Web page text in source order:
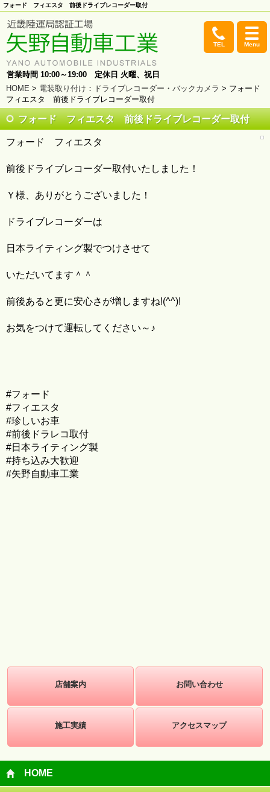
フォード フィエスタ 前後ドライブレコーダー取付
TEL Menu
営業時間 10:00～19:00 定休日 火曜、祝日
HOME > 電装取り付け ： ドライブレコーダー・バックカメラ > フォード
フィエスタ 前後ドライブレコーダー取付
フォード フィエスタ 前後ドライブレコーダー取付
フォード フィエスタ
前後ドライブレコーダー取付いたしました！
Ｙ様、ありがとうございました！
ドライブレコーダーは
日本ライティング製でつけさせて
いただいてます＾＾
前後あると更に安心さが増しますね!(^^)!
お気をつけて運転してください～♪
#フォード
#フィエスタ
#珍しいお車
#前後ドラレコ取付
#日本ライティング製
#持ち込み大歓迎
#矢野自動車工業
店舗案内 お問い合わせ
施工実績 アクセスマップ
HOME